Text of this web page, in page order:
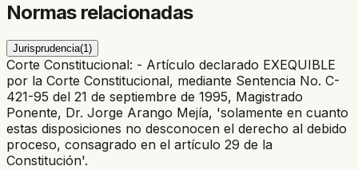
Normas relacionadas
Jurisprudencia(1)
Corte Constitucional: - Artículo declarado EXEQUIBLE
por la Corte Constitucional, mediante Sentencia No. C-
421-95 del 21 de septiembre de 1995, Magistrado
Ponente, Dr. Jorge Arango Mejía, 'solamente en cuanto
estas disposiciones no desconocen el derecho al debido
proceso, consagrado en el artículo 29 de la
Constitución'.